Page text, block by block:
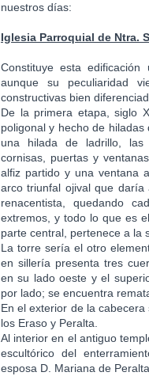
nuestros días:
Iglesia Parroquial de Ntra.
Constituye esta
aunque su peculiaridad
constructivas bien
De la primera etapa, siglo
poligonal y hecho de
una hilada de ladrillo, las
cornisas, puertas y
alfiz partido y una ventana
arco triunfal ojival que
renacentista, quedando
extremos, y todo lo que es
parte central, pertenece a la
La torre sería el otro
en sillería presenta tres
en su lado oeste y el
por lado; se encuentra
En el exterior de la
los Eraso y Peralta.
Al interior en el antiguo
escultórico del
esposa D. Mariana de